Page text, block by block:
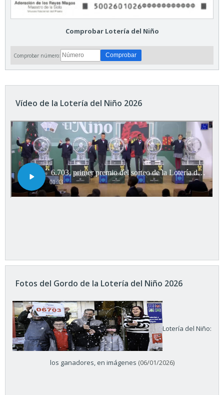
Comprobar Lotería del Niño
Comprobar número:
Vídeo de la Lotería del Niño 2026
Fotos del Gordo de la Lotería del Niño 2026
Lotería del Niño:
los ganadores, en imágenes (06/01/2026)